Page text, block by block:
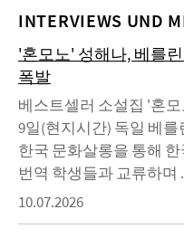
INTERVIEWS UND
'혼모노' 성해나, 베를
폭발
베스트셀러 소설집 '혼
9일(현지시간) 독일 베
한국 문화살롱을 통해
번역 학생들과 교류하며
10.07.2026